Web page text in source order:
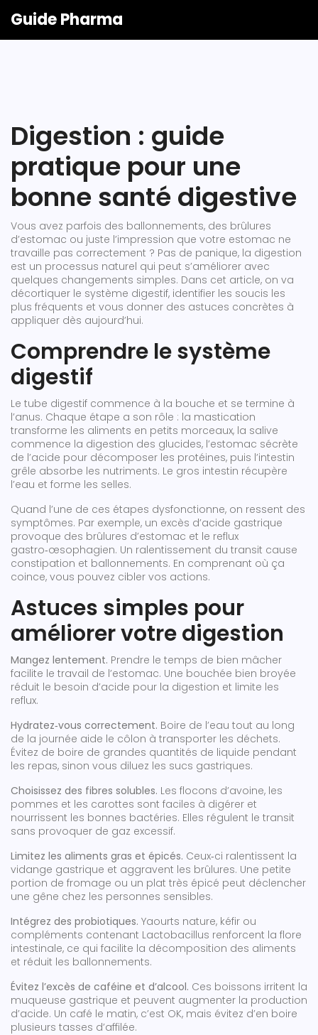
Guide Pharma
Digestion : guide
pratique pour une
bonne santé digestive
Vous avez parfois des ballonnements, des brûlures
d’estomac ou juste l’impression que votre estomac ne
travaille pas correctement ? Pas de panique, la digestion
est un processus naturel qui peut s’améliorer avec
quelques changements simples. Dans cet article, on va
décortiquer le système digestif, identifier les soucis les
plus fréquents et vous donner des astuces concrètes à
appliquer dès aujourd’hui.
Comprendre le système
digestif
Le tube digestif commence à la bouche et se termine à
l’anus. Chaque étape a son rôle : la mastication
transforme les aliments en petits morceaux, la salive
commence la digestion des glucides, l’estomac sécrète
de l’acide pour décomposer les protéines, puis l’intestin
grêle absorbe les nutriments. Le gros intestin récupère
l’eau et forme les selles.
Quand l’une de ces étapes dysfonctionne, on ressent des
symptômes. Par exemple, un excès d’acide gastrique
provoque des brûlures d’estomac et le reflux
gastro‑œsophagien. Un ralentissement du transit cause
constipation et ballonnements. En comprenant où ça
coince, vous pouvez cibler vos actions.
Astuces simples pour
améliorer votre digestion
Mangez lentement. Prendre le temps de bien mâcher
facilite le travail de l’estomac. Une bouchée bien broyée
réduit le besoin d’acide pour la digestion et limite les
reflux.
Hydratez‑vous correctement. Boire de l’eau tout au long
de la journée aide le côlon à transporter les déchets.
Évitez de boire de grandes quantités de liquide pendant
les repas, sinon vous diluez les sucs gastriques.
Choisissez des fibres solubles. Les flocons d’avoine, les
pommes et les carottes sont faciles à digérer et
nourrissent les bonnes bactéries. Elles régulent le transit
sans provoquer de gaz excessif.
Limitez les aliments gras et épicés. Ceux‑ci ralentissent la
vidange gastrique et aggravent les brûlures. Une petite
portion de fromage ou un plat très épicé peut déclencher
une gêne chez les personnes sensibles.
Intégrez des probiotiques. Yaourts nature, kéfir ou
compléments contenant Lactobacillus renforcent la flore
intestinale, ce qui facilite la décomposition des aliments
et réduit les ballonnements.
Évitez l’excès de caféine et d’alcool. Ces boissons irritent la
muqueuse gastrique et peuvent augmenter la production
d’acide. Un café le matin, c’est OK, mais évitez d’en boire
plusieurs tasses d’affilée.